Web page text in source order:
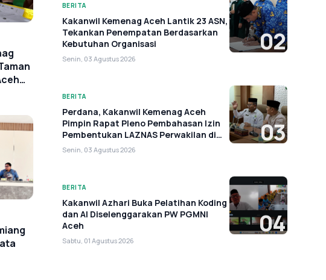
BERITA
Kakanwil Kemenag Aceh Lantik 23 ASN,
Tekankan Penempatan Berdasarkan
Kebutuhan Organisasi
Senin, 03 Agustus 2026
02
BERITA
Perdana, Kakanwil Kemenag Aceh
Pimpin Rapat Pleno Pembahasan Izin
Pembentukan LAZNAS Perwakilan di
Aceh
Senin, 03 Agustus 2026
03
BERITA
Kakanwil Azhari Buka Pelatihan Koding
dan AI Diselenggarakan PW PGMNI
Aceh
Sabtu, 01 Agustus 2026
04